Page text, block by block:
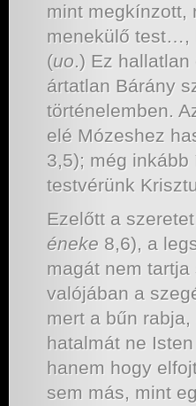
mint megkínzott,
menekülő test…,
(uo.) Ez
ártatlan Bárány
történelemben.
elé Mózeshez
3,5); még
testvérünk
Ezelőtt a
éneke 8,6), a
magát nem
valójában a
mert a bűn
hatalmát ne
hanem hogy
sem más, mint